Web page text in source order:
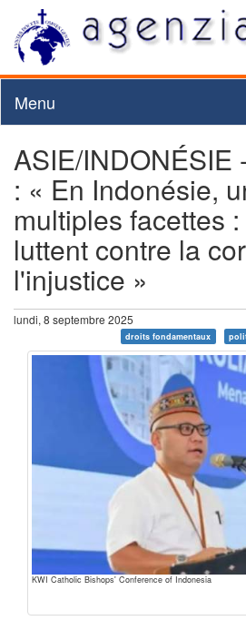
Menu
ASIE/INDONÉSIE
: « En Indonésie,
multiples facettes
luttent contre la
l'injustice »
lundi, 8 septembre 2025
droits fondamentaux
KWI Catholic Bishops' Conference of Indonesia